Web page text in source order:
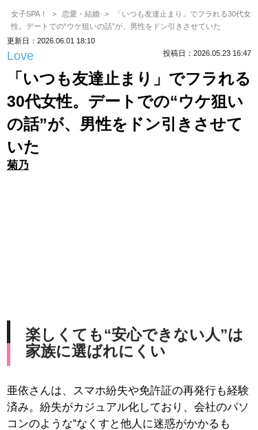
女子SPA！ 恋愛・結婚
「いつも友達止まり」でフラれる30代女
性。デートでの“ウケ狙いの話”が、男性をドン引きさせていた
更新日：2026.06.01 18:10
Love 投稿日：2026.05.23 16:47
「いつも友達止まり」でフラれる
30代女性。デートでの“ウケ狙い
の話”が、男性をドン引きさせて
いた
菊乃
楽しくても“安心できない人”は
家族に選ばれにくい
亜依さんは、スマホ紛失や免許証の再発行も経験
済み。紛失がカジュアル化しており、会社のパソ
コンのような“なくすと他人に迷惑がかかるも